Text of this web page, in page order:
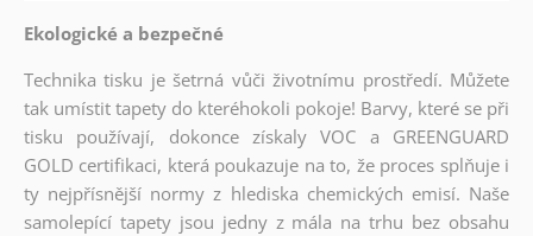
Ekologické a bezpečné
Technika tisku je šetrná vůči životnímu prostředí. Můžete
tak umístit tapety do kteréhokoli pokoje! Barvy, které se při
tisku používají, dokonce získaly VOC a GREENGUARD
GOLD certifikaci, která poukazuje na to, že proces splňuje i
ty nejpřísnější normy z hlediska chemických emisí. Naše
samolepící tapety jsou jedny z mála na trhu bez obsahu